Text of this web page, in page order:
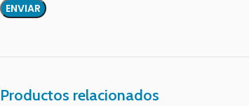
Productos relacionados